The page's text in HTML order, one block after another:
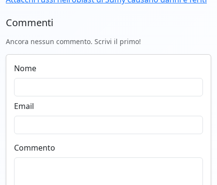
Commenti
Ancora nessun commento. Scrivi il primo!
Nome
Email
Commento